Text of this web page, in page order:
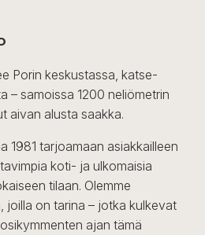
Porin keskustassa, katse-
– samoissa 1200 neliömetrin
aivan alusta saakka.
1981 tarjoamaan asiakkailleen
koti- ja ulkomaisia
tilaan. Olemme
joilla on tarina – jotka kulkevat
ajan tämä